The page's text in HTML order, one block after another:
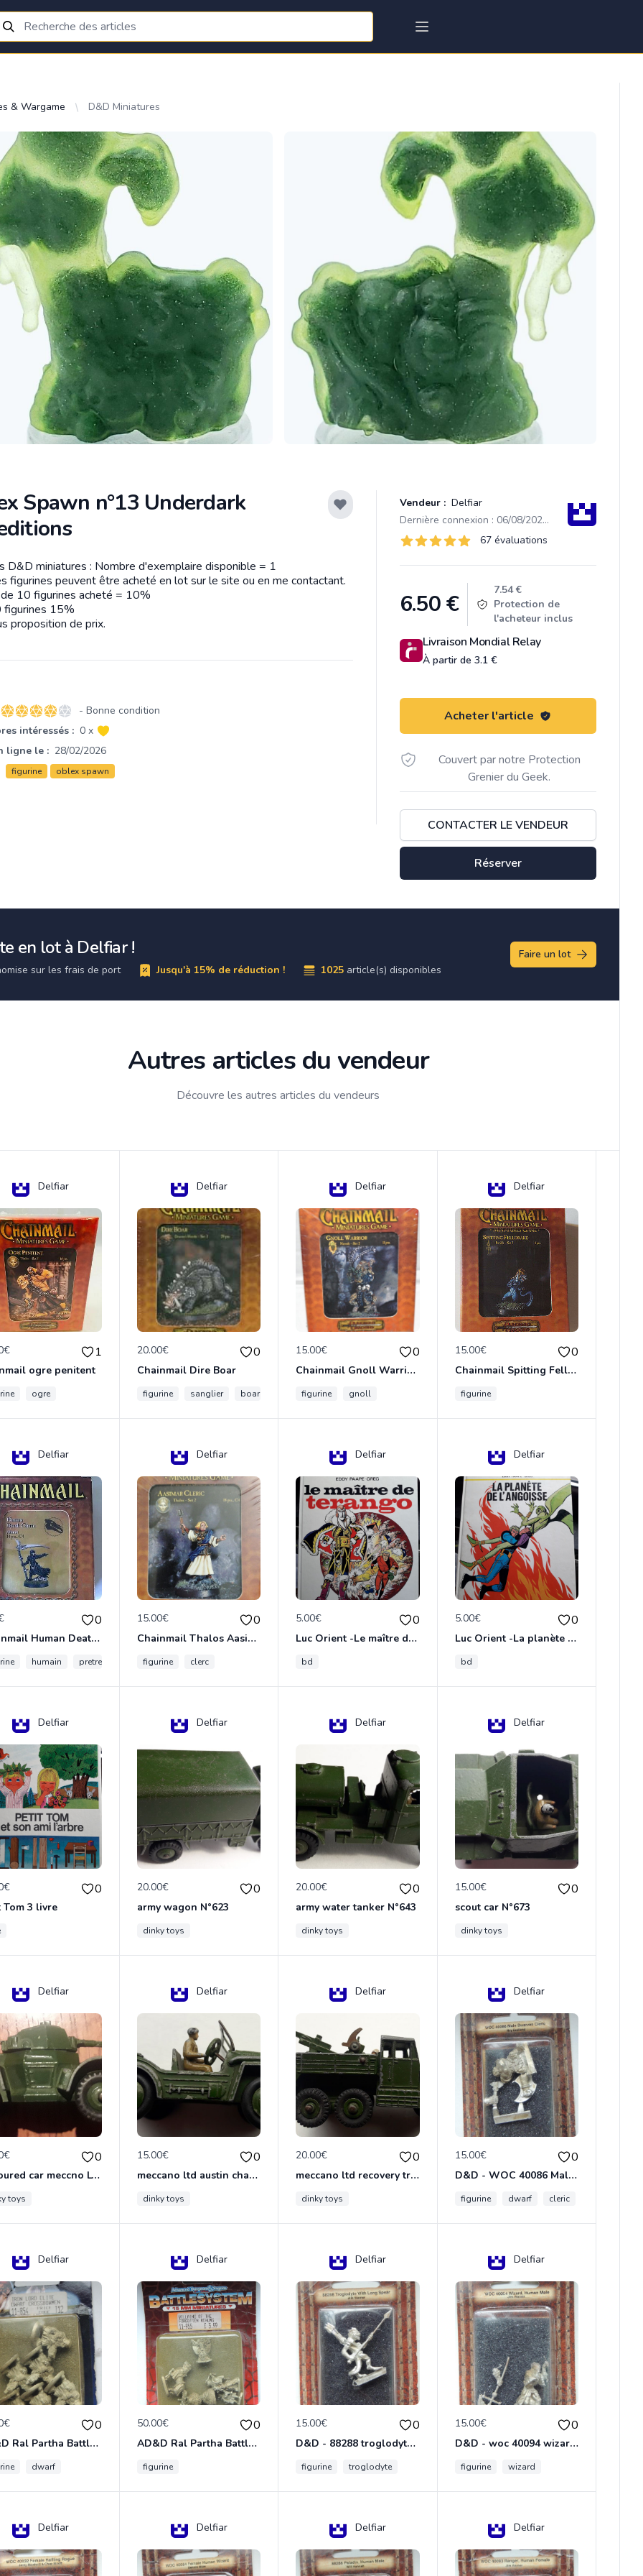
& Wargame D&D Miniatures
Spawn n°13 Underdark
Vendeur : Delfiar
Dernière connexion : 06/08/2026 14:14
Évaluations
67 sur 5 étoiles 67 évaluations
Product information
6.50€
7.54 €
Protection de
l'acheteur inclus
Livraison Mondial Relay
À partir de 3.1 €
Acheter l'article
Couvert par notre Protection
Grenier du Geek.
CONTACTER LE VENDEUR
Réserver
D&D miniatures : Nombre d'exemplaire disponible = 1
figurines peuvent être acheté en lot sur le site ou en me contactant.
10 figurines acheté = 10%
figurines 15%
proposition de prix.
4 sur 5 étoiles
- Bonne condition
intéressés : 0 x
ligne le : 28/02/2026
figurine oblex spawn
en lot à Delfiar !
sur les frais de port Jusqu'à 15% de réduction ! 1025 article(s) disponibles
Faire un lot
Autres articles du vendeur
Découvre les autres articles du vendeurs
Delfiar
1
ogre penitent
ogre
Delfiar
20.00€ 0
Chainmail Dire Boar
figurine sanglier boar
Delfiar
15.00€ 0
Chainmail Gnoll Warrior Dungeons & Dragons
figurine gnoll
Delfiar
15.00€ 0
Chainmail Spitting Felldrake
figurine
Delfiar
0
Chainmail Human Death Cleric
humain pretre
Delfiar
15.00€ 0
Chainmail Thalos Aasimar Cleric
figurine clerc
Delfiar
5.00€ 0
Luc Orient -Le maître de terango
bd
Delfiar
5.00€ 0
Luc Orient -La planète de l'angoisse
bd
Delfiar
0
Tom 3 livre
Delfiar
20.00€ 0
army wagon N°623
dinky toys
Delfiar
20.00€ 0
army water tanker N°643
dinky toys
Delfiar
15.00€ 0
scout car N°673
dinky toys
Delfiar
0
armoured car meccno LTD N°670
toys
Delfiar
15.00€ 0
meccano ltd austin champ N°674
dinky toys
Delfiar
20.00€ 0
meccano ltd recovery tractor N°661
dinky toys
Delfiar
15.00€ 0
D&D - WOC 40086 Male Dwarven Cleric Miniature - Donjons Dragons
figurine dwarf cleric
Delfiar
0
AD&D Ral Partha Battlesystem Miniatures Pack Iron Lord Dwarf Crossbowmen 11-854
dwarf
Delfiar
50.00€ 0
AD&D Ral Partha Battlesystem Villains/Forgotten Realms 11-955 Miniatures
figurine
Delfiar
15.00€ 0
D&D - 88288 troglodyte with long Miniature - Donjons Dragons
figurine troglodyte
Delfiar
15.00€ 0
D&D - woc 40094 wizard human male Miniature - Donjons Dragons
figurine wizard
Delfiar Delfiar Delfiar Delfiar